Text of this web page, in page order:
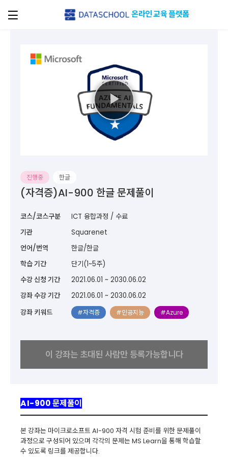
온라인 교육 플랫폼
진행중 한글
(자격증)AI-900 한글 문제풀이
코스/코스구분
ICT 융합과정 / 수료
기관
Squarenet
언어/번역
한글/한글
학습 기간
단기(1~5주)
수강 신청 기간
2021.06.01 ~ 2030.06.02
강좌 수강 기간
2021.06.01 ~ 2030.06.02
강좌 키워드
#자격증 #인공지능 #Azure
이 강좌는 초대된 사람만 등록가능합니다
AI-900 문제풀이
본 강좌는 마이크로소프트 AI-900 자격 시험 준비를 위한 문제풀이
과정으로 구성되어 있으며 각각의 문제는 MS Learn을 통해 학습할
수 있도록 링크를 제공합니다.